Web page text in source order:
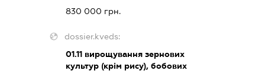
830 000 грн.
dossier.kveds:
01.11 вирощування зернових
культур (крім рису), бобових